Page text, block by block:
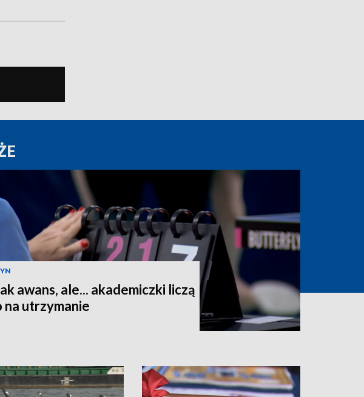
awans, ale... akademiczki liczą
na utrzymanie